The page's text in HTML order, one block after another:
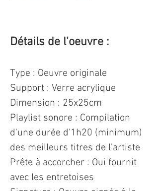
Détails de l'oeuvre :
Type : Oeuvre originale
Support : Verre acrylique
Dimension : 25x25cm
Playlist sonore : Compilation
d'une durée d'1h20 (minimum)
des meilleurs titres de l'artiste
Prête à accorcher : Oui fournit
avec les entretoises